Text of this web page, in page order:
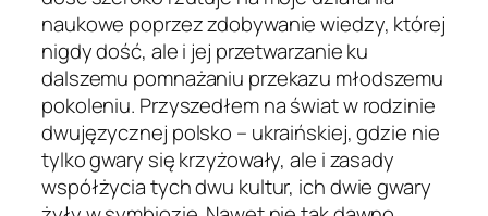
naukowe poprzez zdobywanie wiedzy, której
nigdy dość, ale i jej przetwarzanie ku
dalszemu pomnażaniu przekazu młodszemu
pokoleniu. Przyszedłem na świat w rodzinie
dwujęzycznej polsko – ukraińskiej, gdzie nie
tylko gwary się krzyżowały, ale i zasady
współżycia tych dwu kultur, ich dwie gwary